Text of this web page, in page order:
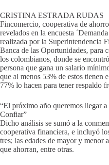
CRISTINA ESTRADA RUDAS
Fincomercio, cooperativa de
revelados en la encuesta
realizada por la Superintendencia
Banca de las Oportunidades, para
los colombianos, donde se
persona que gana un salario
que al menos 53% de estos tienen
77% lo hacen para tener respaldo
“El próximo año queremos llegar
Confiar”
Dicho análisis se sumó a la
cooperativa financiera, e incluyó
tres; las edades de mayor y menor
que ahorran, entre otras.